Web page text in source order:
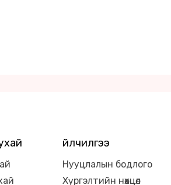
Үйлчилгээ
Нууцлалын бодлого
Хүргэлтийн нөхцөл